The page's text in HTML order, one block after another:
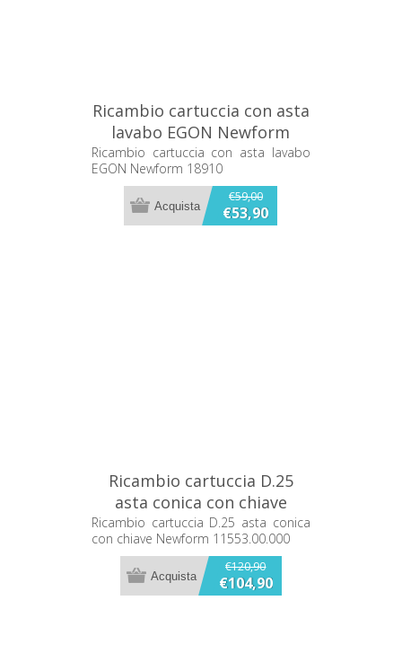
Ricambio cartuccia con asta
lavabo EGON Newform
18910
Ricambio cartuccia con asta lavabo
EGON Newform 18910
€59,00
€53,90
Ricambio cartuccia D.25
asta conica con chiave
Newform 11553.00.000
Ricambio cartuccia D.25 asta conica
con chiave Newform 11553.00.000
€120,90
€104,90